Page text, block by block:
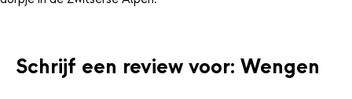
Schrijf een review voor: Wengen